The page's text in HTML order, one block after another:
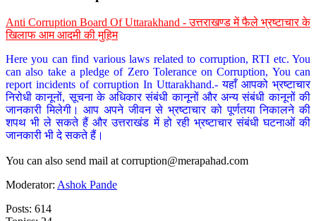
Anti Corruption Board Of Uttarakhand - उत्तराखण्ड में फैले भ्रष्टाचार के
खिलाफ आम आदमी की मुहिम
Here you can find various laws related to corruption, RTI etc. You
can also take a pledge of Zero Tolerance on Corruption, You can
report incidents of corruption In Uttarakhand.- यहाँ आपको भ्रष्टाचार
निरोधी कानूनों, सूचना के अधिकार संबंधी कानूनों और अन्य संबंधी कानूनों की
जानकारी मिलेगी। आप अपने जीवन से भ्रष्टाचार को पूर्णतया निकालने की
शपथ भी ले सकते हैं और उत्तराखंड में हो रही भ्रष्टाचार संबंधी घटनाओं की
जानकारी भी दे सकते हैं।
You can also send mail at corruption@merapahad.com
Moderator: Ashok Pande
Posts: 614